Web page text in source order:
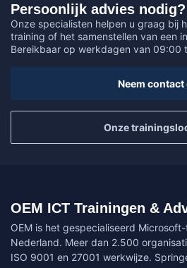
Persoonlijk advies nodig?
Onze specialisten helpen u graag bij
training of het samenstellen van een
Bereikbaar op werkdagen van 09:00
Neem contact
Onze
OEM ICT Trainingen &
OEM is het gespecialiseerd
Nederland. Meer dan 2.500
ISO 9001 en 27001 werkwijze.